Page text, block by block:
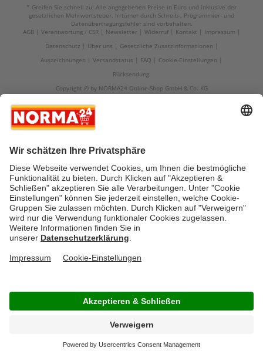
* Greifen Sie schnell zu! Alle angegebenen Preise in Euro und inklusive der
gesetzlichen Mehrwertsteuer. Irrtümer durch Schreib-, Programmier- und
Datenübertragungsfehler sind vorbehalten.
AGB
Verantwortung / CSR Newsletter Widerruf Kontakt
Impressum
Datenschutz
Über uns
Gesetzliche Zusatzinformationen
Auszeichnungen
Versandstatus FAQ
Cookie-Einstellungen
Rücksendung
Copyright © by NORMA24 Online-Shop GmbH & Co. KG